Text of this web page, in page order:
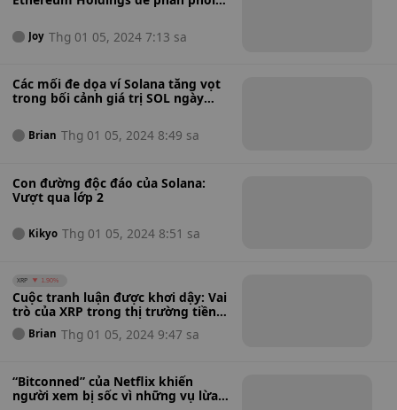
Joy Thg 01 05, 2024 7:13 sa
Các mối đe dọa ví Solana tăng vọt
trong bối cảnh giá trị SOL ngày
Brian Thg 01 05, 2024 8:49 sa
Con đường độc đáo của Solana:
Vượt qua lớp 2
Kikyo Thg 01 05, 2024 8:51 sa
XRP 1.90%
Cuộc tranh luận được khơi dậy: Vai
trò của XRP trong thị trường tiền
điện tử
Brian Thg 01 05, 2024 9:47 sa
“Bitconned” của Netflix khiến
người xem bị sốc vì những vụ lừa